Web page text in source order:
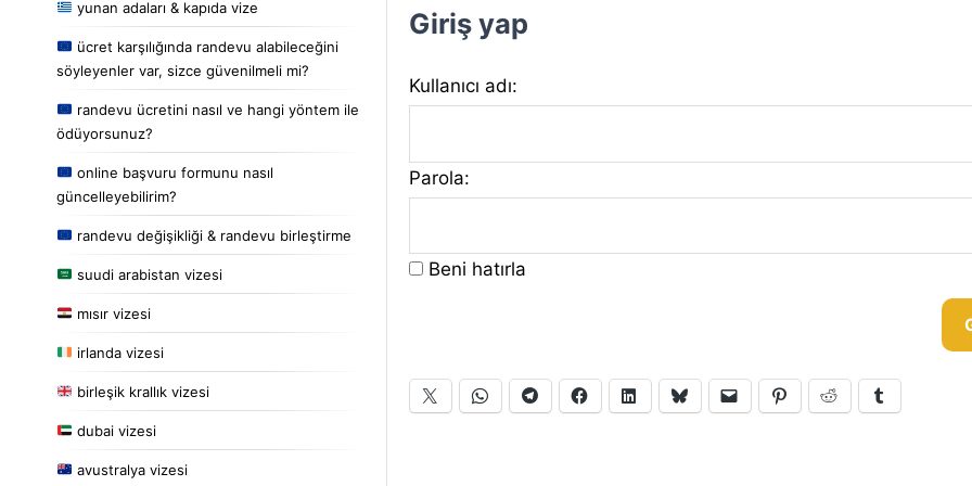
yunan adaları & kapıda vize
ücret karşılığında randevu alabileceğini
söyleyenler var, sizce güvenilmeli mi?
randevu ücretini nasıl ve hangi yöntem ile
ödüyorsunuz?
online başvuru formunu nasıl
güncelleyebilirim?
randevu değişikliği & randevu birleştirme
suudi arabistan vizesi
mısır vizesi
irlanda vizesi
birleşik krallık vizesi
dubai vizesi
avustralya vizesi
Giriş yap
Kullanıcı adı:
Parola:
Beni hatırla